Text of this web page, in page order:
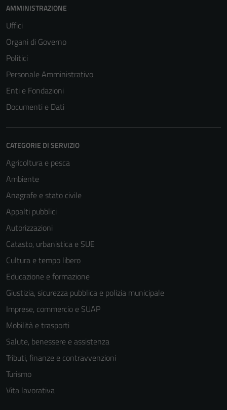
AMMINISTRAZIONE
Uffici
Organi di Governo
Politici
Personale Amministrativo
Enti e Fondazioni
Documenti e Dati
CATEGORIE DI SERVIZIO
Agricoltura e pesca
Ambiente
Anagrafe e stato civile
Appalti pubblici
Autorizzazioni
Catasto, urbanistica e SUE
Cultura e tempo libero
Educazione e formazione
Giustizia, sicurezza pubblica e polizia municipale
Imprese, commercio e SUAP
Mobilità e trasporti
Salute, benessere e assistenza
Tributi, finanze e contravvenzioni
Turismo
Vita lavorativa